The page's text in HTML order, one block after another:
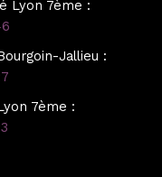
Lyon 7ème :
Jallieu :
7ème :